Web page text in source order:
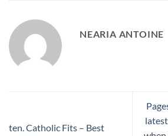
NEARIA ANTOINE
ten. Catholic Fits – Best